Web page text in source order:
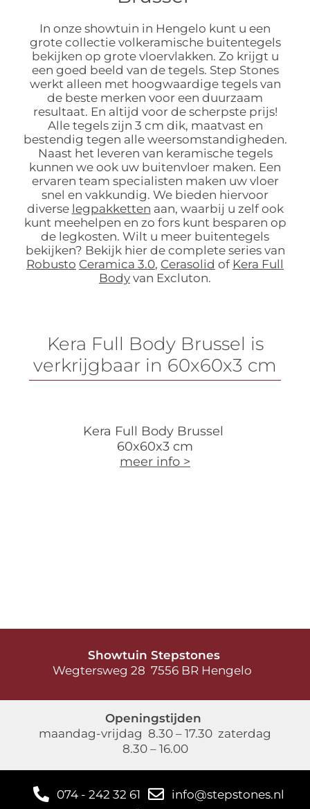
In onze showtuin in Hengelo kunt u een
grote collectie volkeramische buitentegels
bekijken op grote vloervlakken. Zo krijgt u
een goed beeld van de tegels. Step Stones
werkt alleen met hoogwaardige tegels van
de beste merken voor een duurzaam
resultaat. En altijd voor de scherpste prijs!
Alle tegels zijn 3 cm dik, maatvast en
bestendig tegen alle weersomstandigheden.
Naast het leveren van keramische tegels
kunnen we ook uw buitenvloer maken. Een
ervaren team specialisten maken uw vloer
snel en vakkundig. We bieden hiervoor
diverse legpakketten aan, waarbij u zelf ook
kunt meehelpen en zo fors kunt besparen op
de legkosten. Wilt u meer buitentegels
bekijken? Bekijk hier de complete series van
Robusto Ceramica 3.0, Cerasolid of Kera Full
Body van Excluton.
Kera Full Body Brussel is
verkrijgbaar in 60x60x3 cm
Kera Full Body Brussel
60x60x3 cm
meer info >
Showtuin Stepstones
Wegtersweg 28 7556 BR Hengelo
Openingstijden
maandag-vrijdag 8.30 – 17.30 zaterdag
8.30 – 16.00
074 - 242 32 61
info@stepstones.nl